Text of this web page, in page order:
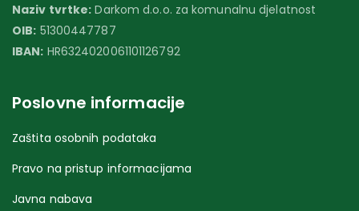
Naziv tvrtke: Darkom d.o.o. za komunalnu djelatnost
OIB: 51300447787
IBAN: HR6324020061101126792
Poslovne informacije
Zaštita osobnih podataka
Pravo na pristup informacijama
Javna nabava